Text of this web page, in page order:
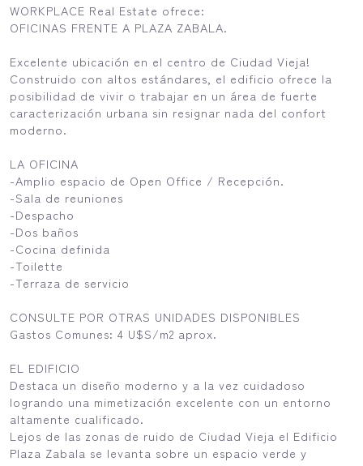
WORKPLACE Real Estate ofrece:
OFICINAS FRENTE A PLAZA ZABALA.
Excelente ubicación en el centro de Ciudad Vieja!
Construido con altos estándares, el edificio ofrece la
posibilidad de vivir o trabajar en un área de fuerte
caracterización urbana sin resignar nada del confort
moderno.
LA OFICINA
-Amplio espacio de Open Office / Recepción.
-Sala de reuniones
-Despacho
-Dos baños
-Cocina definida
-Toilette
-Terraza de servicio
CONSULTE POR OTRAS UNIDADES DISPONIBLES
Gastos Comunes: 4 U$S/m2 aprox.
EL EDIFICIO
Destaca un diseño moderno y a la vez cuidadoso
logrando una mimetización excelente con un entorno
altamente cualificado.
Lejos de las zonas de ruido de Ciudad Vieja el Edificio
Plaza Zabala se levanta sobre un espacio verde y